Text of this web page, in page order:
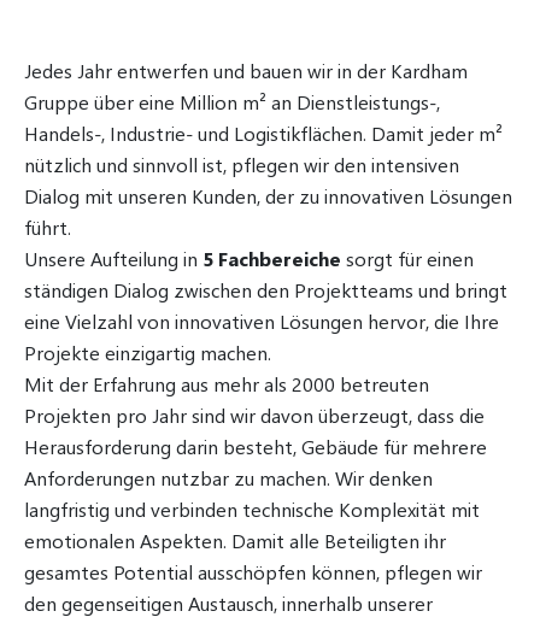
Jedes Jahr entwerfen und bauen wir in der Kardham
Gruppe über eine Million m² an Dienstleistungs-,
Handels-, Industrie- und Logistikflächen. Damit jeder m²
nützlich und sinnvoll ist, pflegen wir den intensiven
Dialog mit unseren Kunden, der zu innovativen Lösungen
führt.
Unsere Aufteilung in 5 Fachbereiche sorgt für einen
ständigen Dialog zwischen den Projektteams und bringt
eine Vielzahl von innovativen Lösungen hervor, die Ihre
Projekte einzigartig machen.
Mit der Erfahrung aus mehr als 2000 betreuten
Projekten pro Jahr sind wir davon überzeugt, dass die
Herausforderung darin besteht, Gebäude für mehrere
Anforderungen nutzbar zu machen. Wir denken
langfristig und verbinden technische Komplexität mit
emotionalen Aspekten. Damit alle Beteiligten ihr
gesamtes Potential ausschöpfen können, pflegen wir
den gegenseitigen Austausch, innerhalb unserer